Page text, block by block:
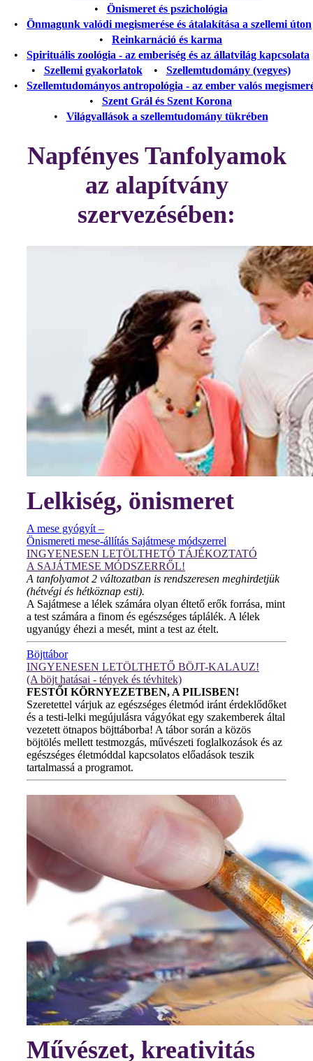
• Önismeret és pszichológia
• Önmagunk valódi megismerése és átalakítása a szellemi úton
• Reinkarnáció és karma
• Spirituális zoológia - az emberiség és az állatvilág kapcsolata
• Szellemi gyakorlatok• Szellemtudomány (vegyes)
• Szellemtudományos antropológia - az ember valós
• Szent Grál és Szent Korona
• Világvallások a szellemtudomány tükrében
Napfényes Tanfolyamok
az alapítvány
szervezésében:
Lelkiség, önismeret
A mese gyógyít –
Önismereti mese-állítás Sajátmese módszerrel
INGYENESEN LETÖLTHETŐ TÁJÉKOZTATÓ
A SAJÁTMESE MÓDSZERRŐL!
A tanfolyamot 2 változatban is rendszeresen meghirdetjük
(hétvégi és hétköznap esti).
A Sajátmese a lélek számára olyan éltető erők forrása, mint
a test számára a finom és egészséges táplálék. A lélek
ugyanúgy éhezi a mesét, mint a test az ételt.
Böjttábor
INGYENESEN LETÖLTHETŐ BÖJT-KALAUZ!
(A böjt hatásai - tények és tévhitek)
FESTŐI KÖRNYEZETBEN, A PILISBEN!
Szeretettel várjuk az egészséges életmód iránt érdeklődőket
és a testi-lelki megújulásra vágyókat egy szakemberek által
vezetett ötnapos böjttáborba! A tábor során a közös
böjtölés mellett testmozgás, művészeti foglalkozások és az
egészséges életmóddal kapcsolatos előadások teszik
tartalmassá a programot.
Művészet, kreativitás